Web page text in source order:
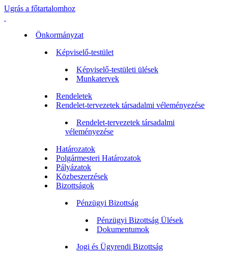
Ugrás a főtartalomhoz
Önkormányzat
Képviselő-testület
Képviselő-testületi ülések
Munkatervek
Rendeletek
Rendelet-tervezetek társadalmi véleményezése
Rendelet-tervezetek társadalmi
véleményezése
Határozatok
Polgármesteri Határozatok
Pályázatok
Közbeszerzések
Bizottságok
Pénzügyi Bizottság
Pénzügyi Bizottság Ülések
Dokumentumok
Jogi és Ügyrendi Bizottság